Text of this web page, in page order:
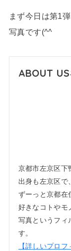
まず今日は第1
写真です(^^
ABOUT US
京都市左京区下
出身も左京区で
ずーっと京都在
好きなコトやモ
写真というフィ
す。
【詳しいプロフ